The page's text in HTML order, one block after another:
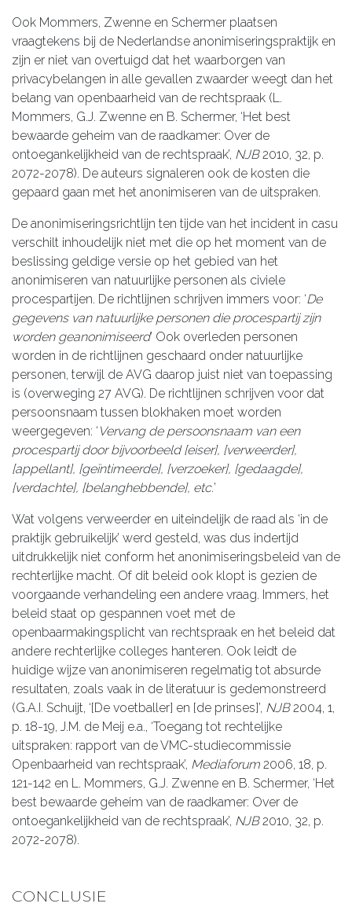
Ook Mommers, Zwenne en Schermer plaatsen
vraagtekens bij de Nederlandse anonimiseringspraktijk en
zijn er niet van overtuigd dat het waarborgen van
privacybelangen in alle gevallen zwaarder weegt dan het
belang van openbaarheid van de rechtspraak (L.
Mommers, G.J. Zwenne en B. Schermer, ‘Het best
bewaarde geheim van de raadkamer: Over de
ontoegankelijkheid van de rechtspraak’, NJB2010, 32, p.
2072-2078). De auteurs signaleren ook de kosten die
gepaard gaan met het anonimiseren van de uitspraken.
De anonimiseringsrichtlijn ten tijde van het incident in casu
verschilt inhoudelijk niet met die op het moment van de
beslissing geldige versie op het gebied van het
anonimiseren van natuurlijke personen als civiele
procespartijen. De richtlijnen schrijven immers voor: ‘De
gegevens van natuurlijke personen die procespartij zijn
worden geanonimiseerd’ Ook overleden personen
worden in de richtlijnen geschaard onder natuurlijke
personen, terwijl de AVG daarop juist niet van toepassing
is (overweging 27 AVG). De richtlijnen schrijven voor dat
persoonsnaam tussen blokhaken moet worden
weergegeven: ‘ Vervang de persoonsnaam van een
procespartij door bijvoorbeeld [eiser], [verweerder],
[appellant], [geïntimeerde], [verzoeker], [gedaagde],
[verdachte], [belanghebbende], etc.’
Wat volgens verweerder en uiteindelijk de raad als ‘in de
praktijk gebruikelijk’ werd gesteld, was dus indertijd
uitdrukkelijk niet conform het anonimiseringsbeleid van de
rechterlijke macht. Of dit beleid ook klopt is gezien de
voorgaande verhandeling een andere vraag. Immers, het
beleid staat op gespannen voet met de
openbaarmakingsplicht van rechtspraak en het beleid dat
andere rechterlijke colleges hanteren. Ook leidt de
huidige wijze van anonimiseren regelmatig tot absurde
resultaten, zoals vaak in de literatuur is gedemonstreerd
(G.A.I. Schuijt, ‘[De voetballer] en [de prinses]’, NJB2004, 1,
p. 18-19, J.M. de Meij e.a., ‘Toegang tot rechtelijke
uitspraken: rapport van de VMC-studiecommissie
Openbaarheid van rechtspraak’, Mediaforum 2006, 18, p.
121-142 en L. Mommers, G.J. Zwenne en B. Schermer, ‘Het
best bewaarde geheim van de raadkamer: Over de
ontoegankelijkheid van de rechtspraak’, NJB2010, 32, p.
2072-2078).
CONCLUSIE